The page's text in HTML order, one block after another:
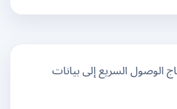
السريع إلى بيانات